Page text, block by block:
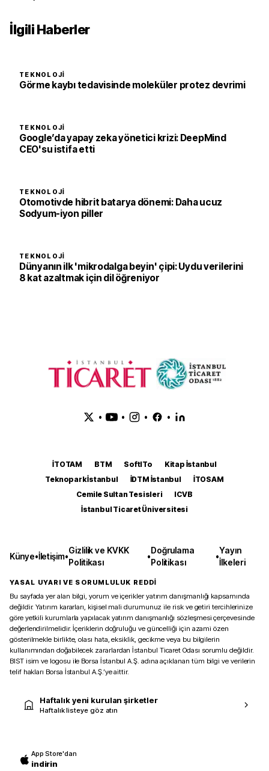
İlgili Haberler
TEKNOLOJI
Görme kaybı tedavisinde moleküler protez devrimi
TEKNOLOJI
Google’da yapay zeka yönetici krizi: DeepMind
CEO'su istifa etti
TEKNOLOJI
Otomotivde hibrit batarya dönemi: Daha ucuz
Sodyum-iyon piller
TEKNOLOJI
Dünyanın ilk 'mikrodalga beyin' çipi: Uydu verilerini
8 kat azaltmak için dil öğreniyor
• • • •
İTOTAM BTM SoftITo
Kitap İstanbul
Teknopark İstanbul
İDTM İstanbul
İTOSAM
Cemile Sultan Tesisleri
ICVB
İstanbul Ticaret Üniversitesi
Künye•İletişim•
Gizlilik ve KVKK
Politikası
•
Doğrulama
Politikası
•
Yayın
İlkeleri
YASAL UYARI VE SORUMLULUK REDDİ
Bu sayfada yer alan bilgi, yorum ve içerikler yatırım danışmanlığı kapsamında
değildir. Yatırım kararları, kişisel mali durumunuz ile risk ve getiri tercihlerinize
göre yetkili kurumlarla yapılacak yatırım danışmanlığı sözleşmesi çerçevesinde
değerlendirilmelidir. İçeriklerin doğruluğu ve güncelliği için azami özen
gösterilmekle birlikte, olası hata, eksiklik, gecikme veya bu bilgilerin
kullanımından doğabilecek zararlardan İstanbul Ticaret Odası sorumlu değildir.
BIST isim ve logosu ile Borsa İstanbul A.Ş. adına açıklanan tüm bilgi ve verilerin
telif hakları Borsa İstanbul A.Ş.’ye aittir.
Haftalık yeni kurulan şirketler
Haftalık listeye göz atın
App Store'dan
indirin